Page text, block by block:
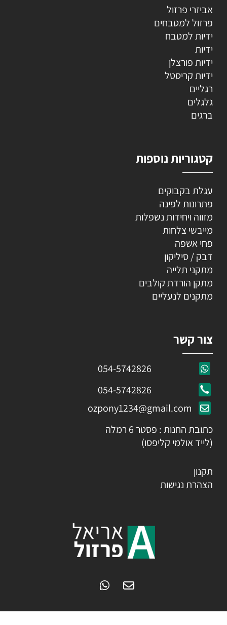
אביזרי פרזול
פרזול למטבחים
ידיות למטבח
ידיות
ידיות פורצלן
ידיות קריסטל
רגליים
גלגלים
ברגים
קטגוריות נוספות
עגלת בקבוקים
פתרונות לפינה
מזווה ויחידות נשפלות
מייבשי צלחות
פחי אשפה
דבק / סיליקון
מתקני תלייה
מתקן הורדת קולבים
מתקנים לנעליים
צור קשר
054-5742826
054-5742826
ozpony1234@gmail.com
כתובת החנות : פסטר 6 רמלה
(לייד אולמי קליפסו)
תקנון
הצהרת נגישות